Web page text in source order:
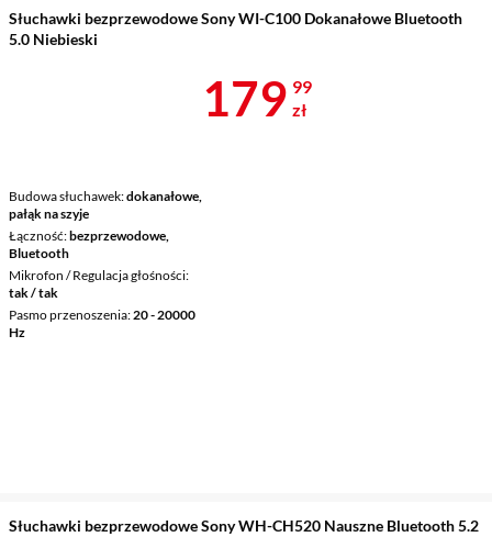
Słuchawki bezprzewodowe Sony WI-C100 Dokanałowe Bluetooth
5.0 Niebieski
Budowa słuchawek dokanałowe,
pałąk na szyje
Łączność bezprzewodowe,
Bluetooth
Mikrofon / Regulacja głośności
tak / tak
Pasmo przenoszenia 20 - 20000
Hz
Cena 179,99
179 99
zł
Słuchawki bezprzewodowe Sony WH-CH520 Nauszne Bluetooth 5.2